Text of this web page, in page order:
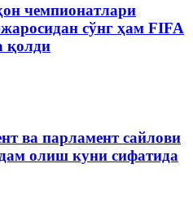
чемпионатлари
сўнг ҳам FIFA
қолди
ва парламент сайлови
олиш куни сифатида